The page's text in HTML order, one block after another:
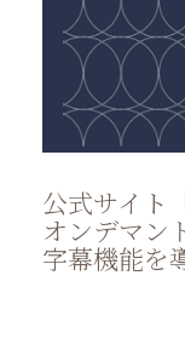
公式サイト
オンデマン
字幕機能を